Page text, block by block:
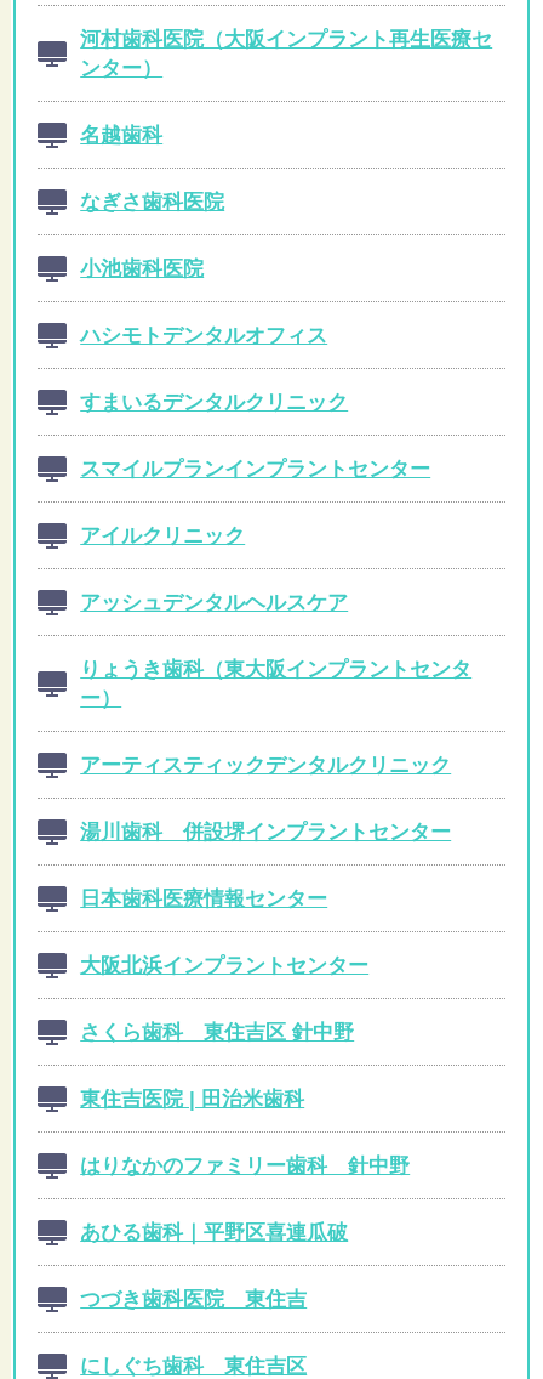
河村歯科医院（大阪インプラント再生医療セ
ンター）
名越歯科
なぎさ歯科医院
小池歯科医院
ハシモトデンタルオフィス
すまいるデンタルクリニック
スマイルプランインプラントセンター
アイルクリニック
アッシュデンタルヘルスケア
りょうき歯科（東大阪インプラントセンタ
ー）
アーティスティックデンタルクリニック
湯川歯科 併設堺インプラントセンター
日本歯科医療情報センター
大阪北浜インプラントセンター
さくら歯科 東住吉区 針中野
東住吉医院 | 田治米歯科
はりなかのファミリー歯科 針中野
あひる歯科｜平野区喜連瓜破
つづき歯科医院 東住吉
にしぐち歯科 東住吉区